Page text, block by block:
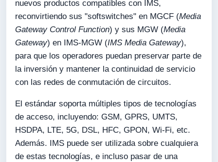
nuevos productos compatibles con IMS,
reconvirtiendo sus "softswitches" en MGCF (Media
Gateway Control Function) y sus MGW (Media
Gateway) en IMS-MGW (IMS Media Gateway),
para que los operadores puedan preservar parte de
la inversión y mantener la continuidad de servicio
con las redes de conmutación de circuitos.
El estándar soporta múltiples tipos de tecnologías
de acceso, incluyendo: GSM, GPRS, UMTS,
HSDPA, LTE, 5G, DSL, HFC, GPON, Wi-Fi, etc.
Además. IMS puede ser utilizada sobre cualquiera
de estas tecnologías, e incluso pasar de una